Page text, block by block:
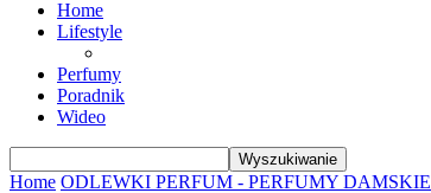
Home
Lifestyle
Perfumy
Poradnik
Wideo
Home ODLEWKI PERFUM - PERFUMY DAMSKIE